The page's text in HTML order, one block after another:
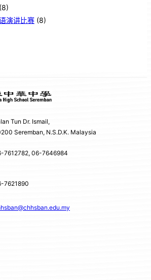
(8)
演讲比赛 (8)
Tun Dr. Ismail,
Seremban, N.S.D.K. Malaysia
7612782, 06-7646984
7621890